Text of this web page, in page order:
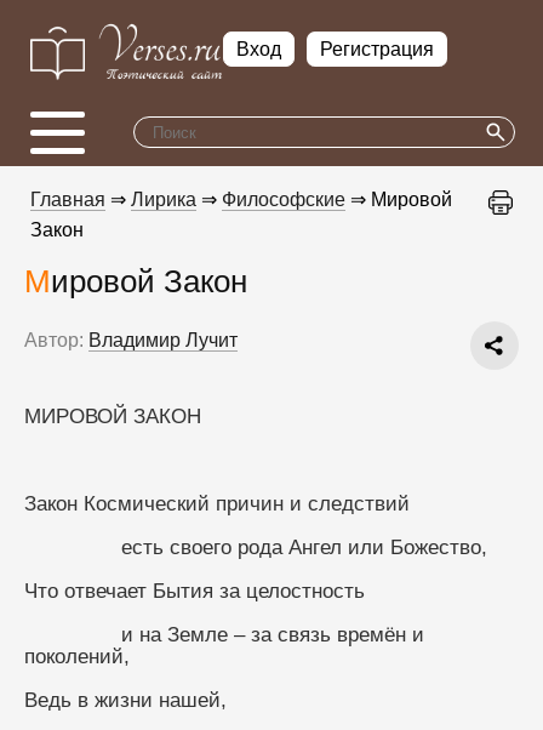
Вход Регистрация
Главная ⇒ Лирика ⇒ Философские ⇒ Мировой
Закон
Мировой Закон
Автор: Владимир Лучит
МИРОВОЙ ЗАКОН
Закон Космический причин и следствий
                есть своего рода Ангел или Божество,
Что отвечает Бытия за целостность
поколений,
Ведь в жизни нашей,